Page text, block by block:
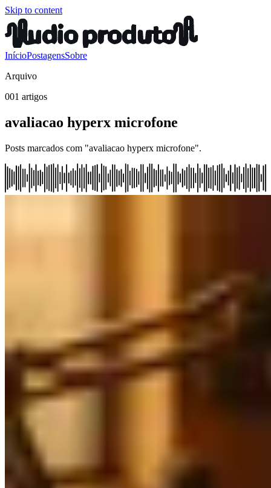
Skip to content
InícioPostagensSobre
Arquivo
001 artigos
avaliacao hyperx microfone
Posts marcados com "avaliacao hyperx microfone".